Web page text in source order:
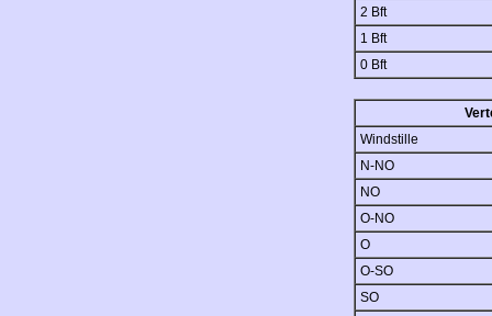
2 Bft
1 Bft
0 Bft
Windstille
N-NO
NO
O-NO
O
O-SO
SO